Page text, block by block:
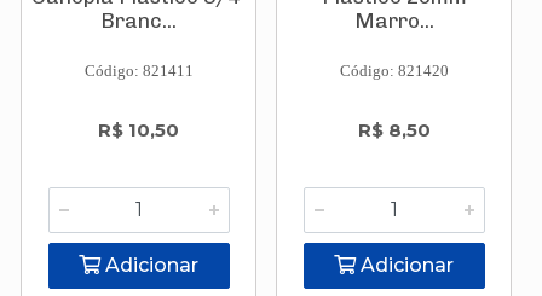
Branc...
Código: 821411
R$ 10,50
Adicionar
Marro...
Código: 821420
R$ 8,50
Adicionar